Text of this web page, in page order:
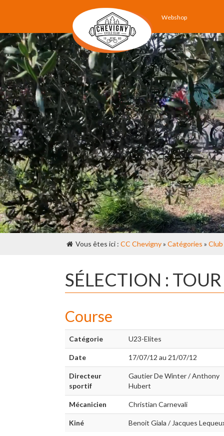
Webshop
Vous êtes ici : CC Chevigny» Catégories » Club
SÉLECTION :
Course
Catégorie U23-Elites
Date 17/07/12 au 21/07/12
Directeur
sportif
Gautier De Winter / Anthony
Hubert
Mécanicien Christian Carnevali
Kiné Benoit Giala / Jacques